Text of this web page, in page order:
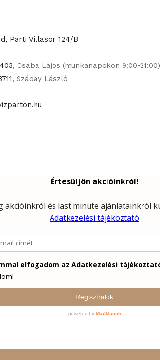
Parti Villasor 124/B
, Csaba Lajos (munkanapokon 9:00-21:00)
, Száday László